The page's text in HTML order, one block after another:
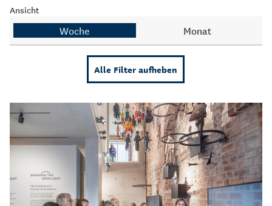
Ansicht
Woche Monat
Alle Filter aufheben